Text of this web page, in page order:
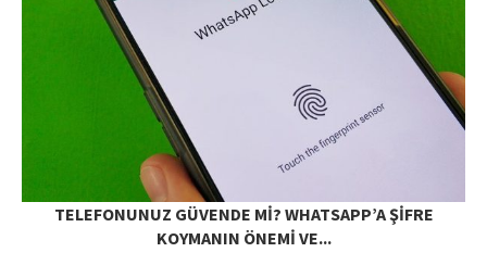
TELEFONUNUZ GÜVENDE MI? WHATSAPP’A ŞIFRE
KOYMANIN ÖNEMI VE...